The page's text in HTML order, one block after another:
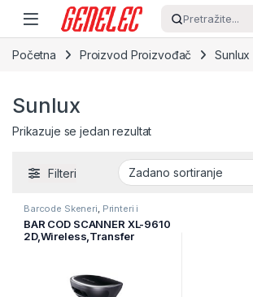
Skip to navigation
Skip to content
Pretražite...
Početna Proizvod Proizvođač Sunlux
Sunlux
Prikazuje se jedan rezultat
Filteri
Barcode Skeneri, Printeri i
BAR COD SCANNER XL-9610
2D,Wireless,Transfer